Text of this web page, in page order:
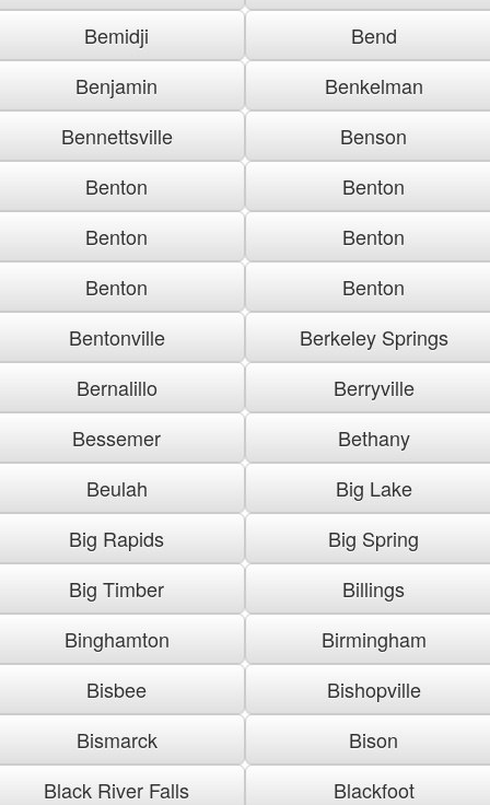
Bemidji
Bend
Benjamin
Benkelman
Bennettsville
Benson
Benton
Benton
Benton
Benton
Benton
Benton
Bentonville
Berkeley Springs
Bernalillo
Berryville
Bessemer
Bethany
Beulah
Big Lake
Big Rapids
Big Spring
Big Timber
Billings
Binghamton
Birmingham
Bisbee
Bishopville
Bismarck
Bison
Black River Falls
Blackfoot